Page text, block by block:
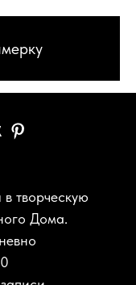
творческую
Дома.